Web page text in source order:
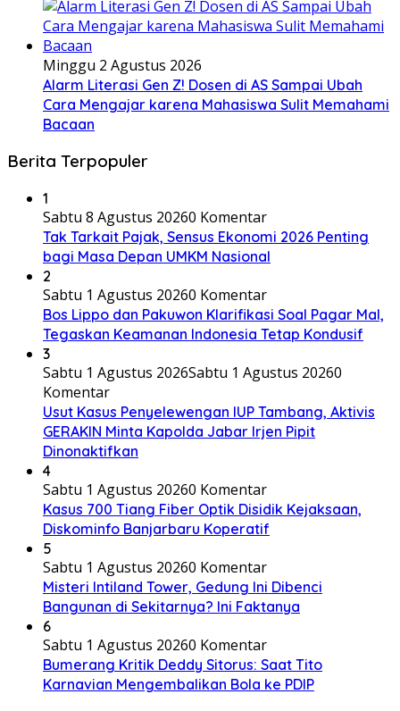
Minggu 2 Agustus 2026
Alarm Literasi Gen Z! Dosen di AS Sampai Ubah
Cara Mengajar karena Mahasiswa Sulit Memahami
Bacaan
Berita Terpopuler
1
Sabtu 8 Agustus 20260 Komentar
Tak Tarkait Pajak, Sensus Ekonomi 2026 Penting
bagi Masa Depan UMKM Nasional
2
Sabtu 1 Agustus 20260 Komentar
Bos Lippo dan Pakuwon Klarifikasi Soal Pagar Mal,
Tegaskan Keamanan Indonesia Tetap Kondusif
3
Sabtu 1 Agustus 2026Sabtu 1 Agustus 20260
Komentar
Usut Kasus Penyelewengan IUP Tambang, Aktivis
GERAKIN Minta Kapolda Jabar Irjen Pipit
Dinonaktifkan
4
Sabtu 1 Agustus 20260 Komentar
Kasus 700 Tiang Fiber Optik Disidik Kejaksaan,
Diskominfo Banjarbaru Koperatif
5
Sabtu 1 Agustus 20260 Komentar
Misteri Intiland Tower, Gedung Ini Dibenci
Bangunan di Sekitarnya? Ini Faktanya
6
Sabtu 1 Agustus 20260 Komentar
Bumerang Kritik Deddy Sitorus: Saat Tito
Karnavian Mengembalikan Bola ke PDIP